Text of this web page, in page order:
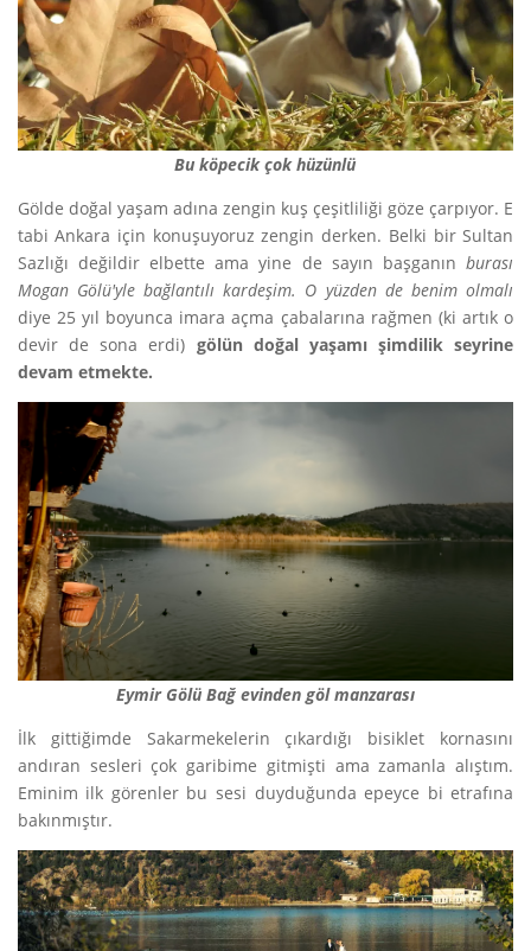
Bu köpecik çok hüzünlü
Gölde doğal yaşam adına zengin kuş çeşitliliği göze çarpıyor. E
tabi Ankara için konuşuyoruz zengin derken. Belki bir Sultan
Sazlığı değildir elbette ama yine de sayın başganınburası
Mogan Gölü'yle bağlantılı kardeşim. O yüzden de benim olmalı
diye 25 yıl boyunca imara açma çabalarına rağmen (ki artık o
devir de sona erdi) gölün doğal yaşamı şimdilik seyrine
devam etmekte.
Eymir Gölü Bağ evinden göl manzarası
İlk gittiğimde Sakarmekelerin çıkardığı bisiklet kornasını
andıran sesleri çok garibime gitmişti ama zamanla alıştım.
Eminim ilk görenler bu sesi duyduğunda epeyce bi etrafına
bakınmıştır.